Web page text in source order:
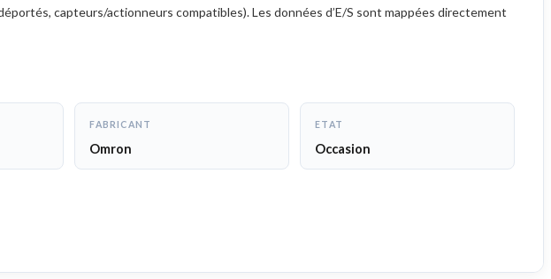
capteurs/actionneurs compatibles). Les données d’E/S sont mappées directement
FABRICANT
Omron
ETAT
Occasion